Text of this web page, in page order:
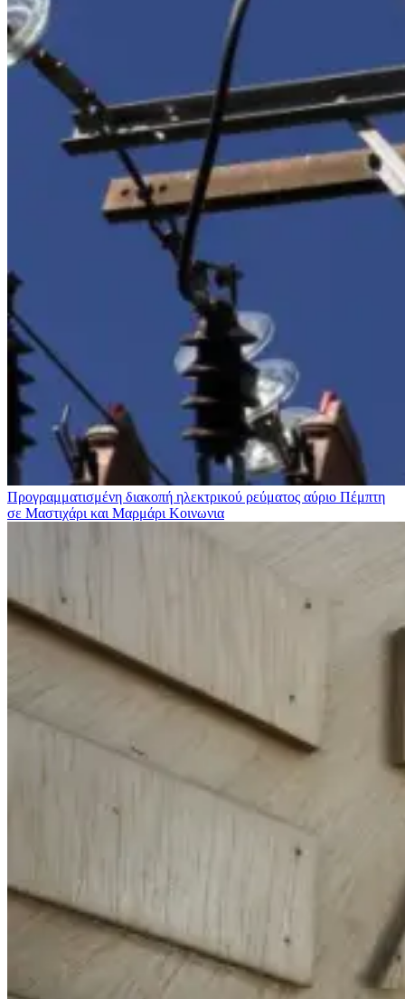
Προγραμματισμένη διακοπή ηλεκτρικού ρεύματος αύριο Πέμπτη
σε Μαστιχάρι και Μαρμάρι Κοινωνια